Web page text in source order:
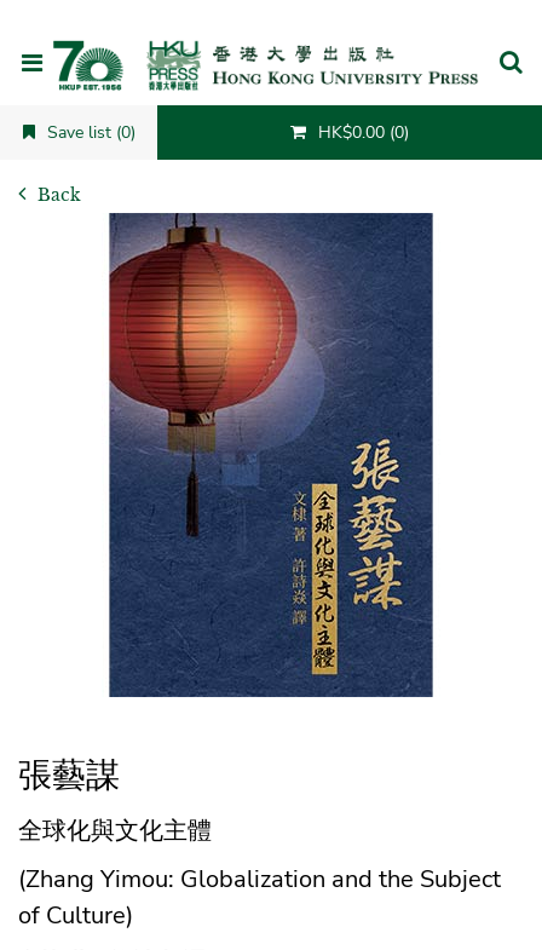
Save list (0) HK$0.00 (0)
Back
張藝謀
全球化與文化主體
(Zhang Yimou: Globalization and the Subject
of Culture)